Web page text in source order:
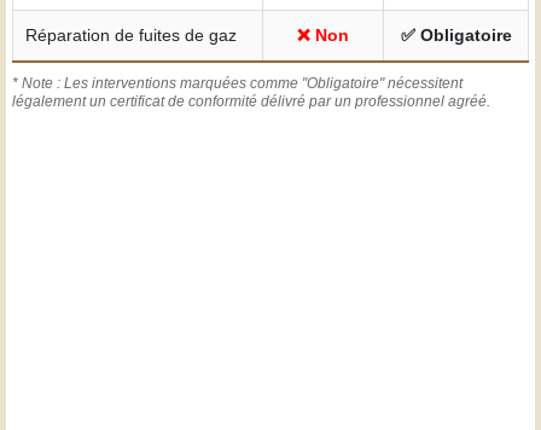
Réparation de fuites de gaz ❌ Non ✅ Obligatoire
* Note : Les interventions marquées comme "Obligatoire" nécessitent
légalement un certificat de conformité délivré par un professionnel agréé.